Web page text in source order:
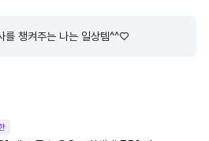
를 챙켜주는 나는 일상템^^♡